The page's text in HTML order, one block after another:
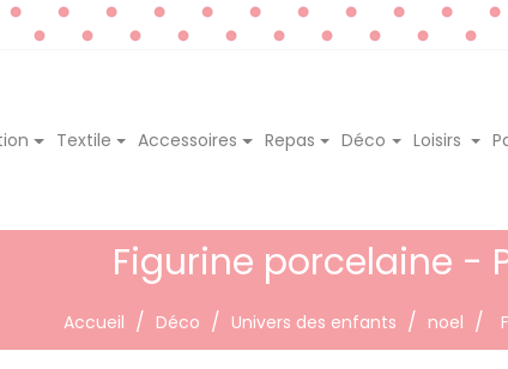
Textile Accessoires Repas Déco Loisirs
Figurine porcelaine -
Accueil Déco Univers des enfants noel